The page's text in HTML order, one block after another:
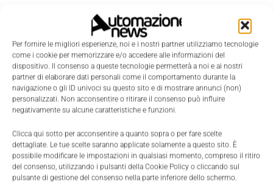
Per fornire le migliori esperienze, noi e i nostri partner utilizziamo tecnologie
come i cookie per memorizzare e/o accedere alle informazioni del
dispositivo. Il consenso a queste tecnologie permetterà a noi e ai nostri
partner di elaborare dati personali come il comportamento durante la
navigazione o gli ID univoci su questo sito e di mostrare annunci (non)
personalizzati. Non acconsentire o ritirare il consenso può influire
negativamente su alcune caratteristiche e funzioni.
Clicca qui sotto per acconsentire a quanto sopra o per fare scelte
dettagliate. Le tue scelte saranno applicate solamente a questo sito. È
possibile modificare le impostazioni in qualsiasi momento, compreso il ritiro
del consenso, utilizzando i pulsanti della Cookie Policy o cliccando sul
pulsante di gestione del consenso nella parte inferiore dello schermo.
LEGGI LA RIVISTA ⇢